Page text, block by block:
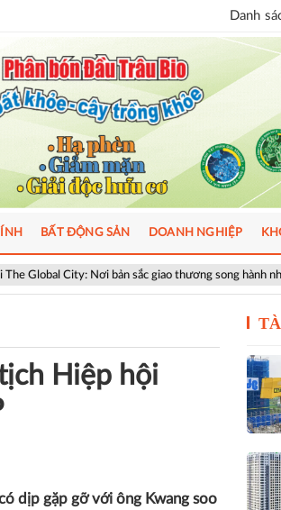
Danh
sắc giao thương song hành nhịp sống toàn cầu
BẤT ĐỘNG SẢN DOANH NGHIỆP
Hiệp hội
dịp gặp gỡ với ông Kwang soo